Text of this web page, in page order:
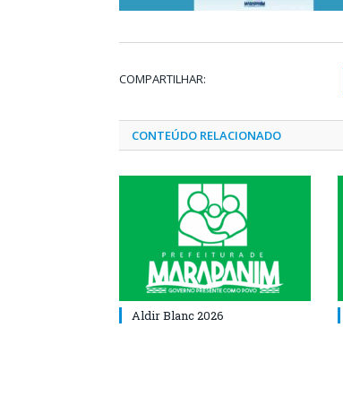
COMPARTILHAR:
CONTEÚDO RELACIONADO
Aldir Blanc 2026